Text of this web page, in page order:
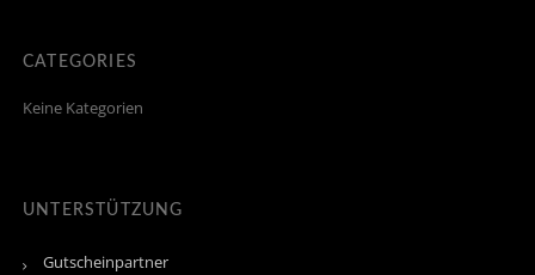
CATEGORIES
Keine Kategorien
UNTERSTÜTZUNG
Gutscheinpartner